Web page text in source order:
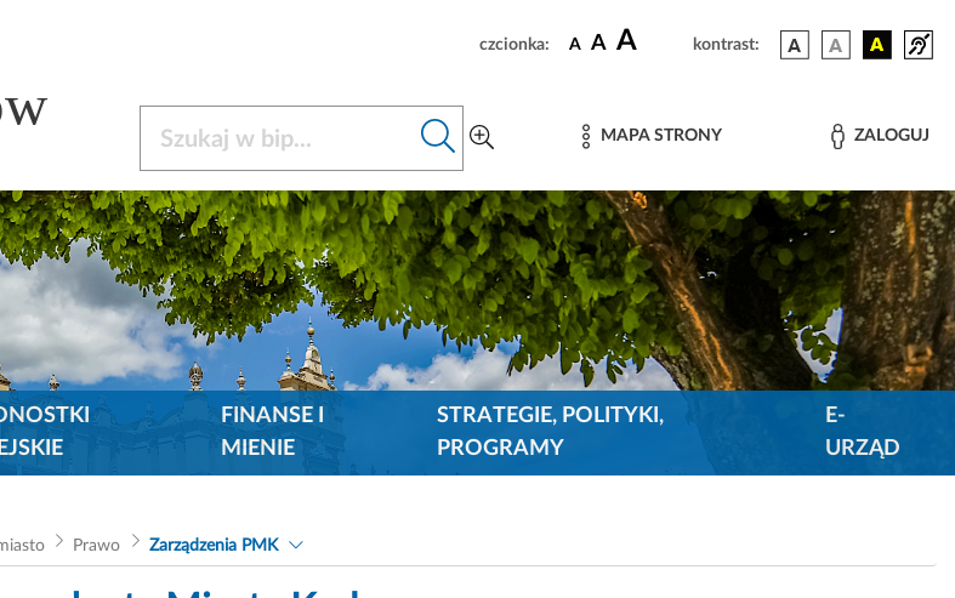
czcionka: A A A kontrast:
MAPA STRONY ZALOGUJ
FINANSE I
MIENIE
STRATEGIE, POLITYKI,
PROGRAMY
E-
URZĄD
Prawo Zarządzenia PMK